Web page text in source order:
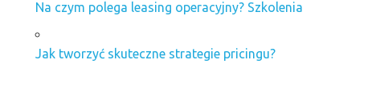
Na czym polega leasing operacyjny? Szkolenia
Jak tworzyć skuteczne strategie pricingu?